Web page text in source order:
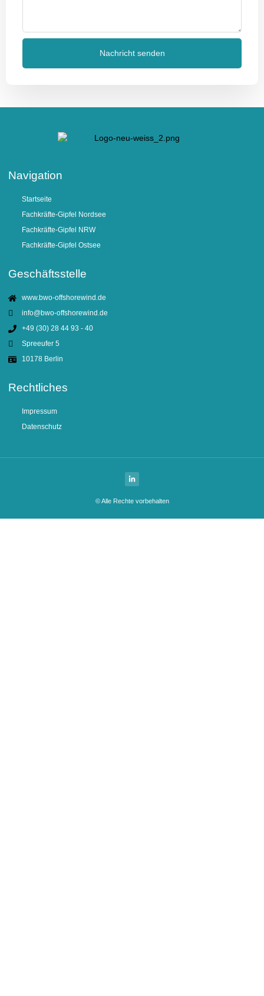
Nachricht senden
Navigation
Startseite
Fachkräfte-Gipfel Nordsee
Fachkräfte-Gipfel NRW
Fachkräfte-Gipfel Ostsee
Geschäftsstelle
www.bwo-offshorewind.de
info@bwo-offshorewind.de
+49 (30) 28 44 93 - 40
Spreeufer 5
10178 Berlin
Rechtliches
Impressum
Datenschutz
© Alle Rechte vorbehalten